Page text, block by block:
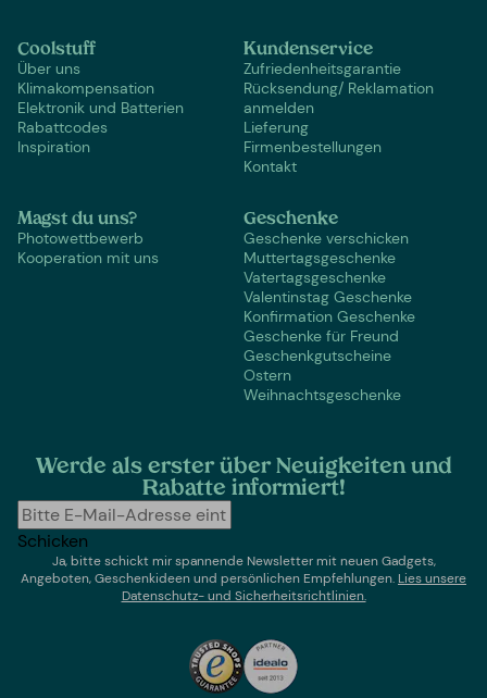
Coolstuff
Über uns
Klimakompensation
Elektronik und Batterien
Rabattcodes
Inspiration
Kundenservice
Zufriedenheitsgarantie
Rücksendung/ Reklamation
anmelden
Lieferung
Firmenbestellungen
Kontakt
Magst du uns?
Photowettbewerb
Kooperation mit uns
Geschenke
Geschenke verschicken
Muttertagsgeschenke
Vatertagsgeschenke
Valentinstag Geschenke
Konfirmation Geschenke
Geschenke für Freund
Geschenkgutscheine
Ostern
Weihnachtsgeschenke
Werde als erster über Neuigkeiten und
Rabatte informiert!
Schicken
Ja, bitte schickt mir spannende Newsletter mit neuen Gadgets,
Angeboten, Geschenkideen und persönlichen Empfehlungen. Lies unsere
Datenschutz- und Sicherheitsrichtlinien.